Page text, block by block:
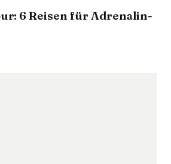
6 Reisen für Adrenalin-